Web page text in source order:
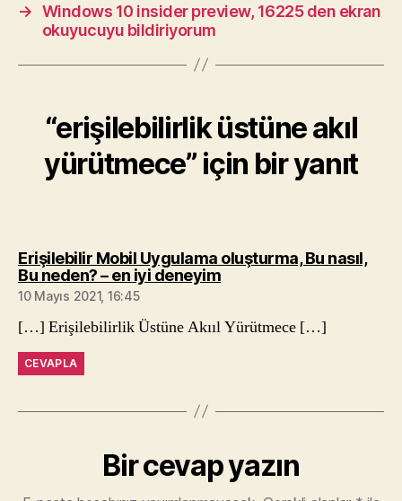
→ Windows 10 insider preview, 16225 den ekran
okuyucuyu bildiriyorum
“erişilebilirlik üstüne akıl
yürütmece” için bir yanıt
Erişilebilir Mobil Uygulama oluşturma, Bu nasıl,
Bu neden? – en iyi deneyimdiyorki:
10 Mayıs 2021, 16:45
[…] Erişilebilirlik Üstüne Akııl Yürütmece […]
CEVAPLA
Bir cevap yazın